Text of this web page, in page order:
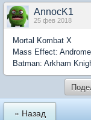
AnnocK1
25 фев 2018
Mortal Kombat X
Mass Effect:
Batman: Arkham
« Назад